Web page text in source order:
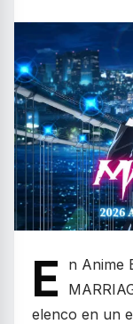
E
n Anime
elenco en un